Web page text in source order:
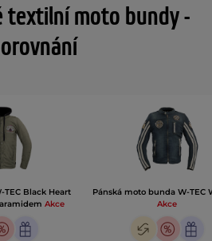
textilní moto bundy -
TEC Black Heart
Akce
Pánská moto bunda W-TEC
Akce